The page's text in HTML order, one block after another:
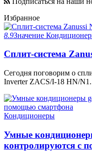
Избранное
8.9Значение
Сплит-система
Сегодня поговорим о
Inverter ZACS/I-18 HN/N1.
Кондиционеры
Умные
контролируются с